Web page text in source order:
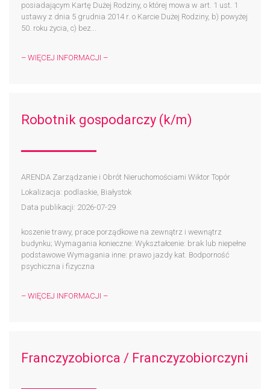
posiadającym Kartę Dużej Rodziny, o której mowa w art. 1 ust. 1
ustawy z dnia 5 grudnia 2014 r. o Karcie Dużej Rodziny, b) powyżej
50. roku życia, c) bez...
– WIĘCEJ INFORMACJI –
Robotnik gospodarczy (k/m)
ARENDA Zarządzanie i Obrót Nieruchomościami Wiktor Topór
Lokalizacja: podlaskie, Białystok
Data publikacji: 2026-07-29
koszenie trawy, prace porządkowe na zewnątrz i wewnątrz
budynku; Wymagania konieczne: Wykształcenie: brak lub niepełne
podstawowe Wymagania inne: prawo jazdy kat. Bodporność
psychiczna i fizyczna
– WIĘCEJ INFORMACJI –
Franczyzobiorca / Franczyzobiorczyni